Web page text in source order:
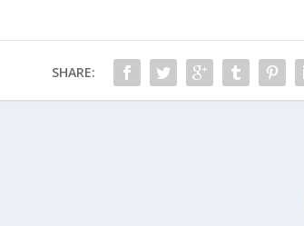
SHARE: